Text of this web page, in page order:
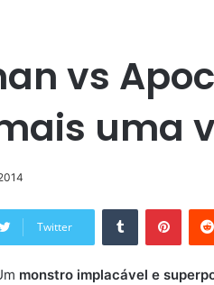
vs
uma
Twitter
monstro implacável e